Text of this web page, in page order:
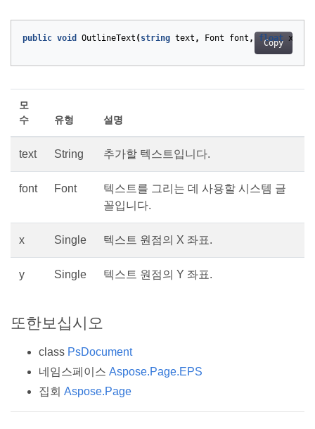
Copy
public void OutlineText ( string text , Font font , float x
모
수
유형 설명
text String 추가할 텍스트입니다.
font Font
텍스트를 그리는 데 사용할 시스템 글
꼴입니다.
x Single 텍스트 원점의 X 좌표.
y Single 텍스트 원점의 Y 좌표.
또한보십시오
class PsDocument
네임스페이스 Aspose.Page.EPS
집회 Aspose.Page